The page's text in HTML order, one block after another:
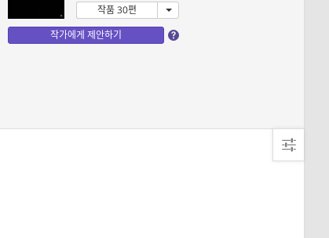
작품 30편
작가에게 제안하기